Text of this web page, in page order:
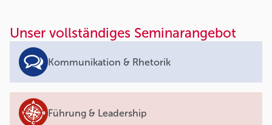
Unser vollständiges Seminarangebot
Kommunikation & Rhetorik
Führung & Leadership